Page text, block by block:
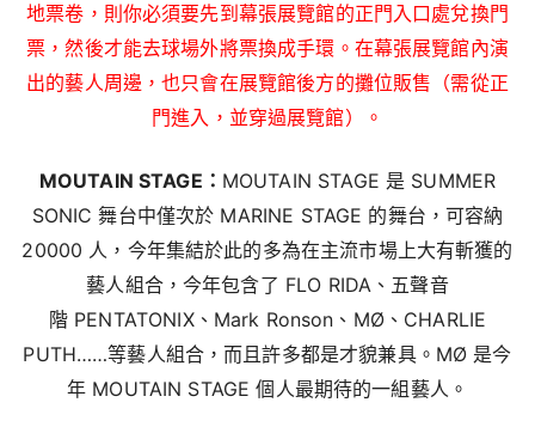
地票卷，則你必須要先到幕張展覽館的正門入口處兌換門
票，然後才能去球場外將票換成手環。在幕張展覽館內演
出的藝人周邊，也只會在展覽館後方的攤位販售（需從正
門進入，並穿過展覽館）。
MOUTAIN STAGE： MOUTAIN STAGE 是 SUMMER
SONIC 舞台中僅次於 MARINE STAGE 的舞台，可容納
20000 人，今年集結於此的多為在主流市場上大有斬獲的
藝人組合，今年包含了 FLO RIDA、五聲音
階 PENTATONIX、Mark Ronson、MØ、CHARLIE
PUTH……等藝人組合，而且許多都是才貌兼具。MØ 是今
年 MOUTAIN STAGE 個人最期待的一組藝人。